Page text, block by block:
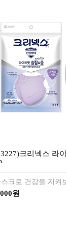
크리넥스 라
스크로 건강을 지켜
원